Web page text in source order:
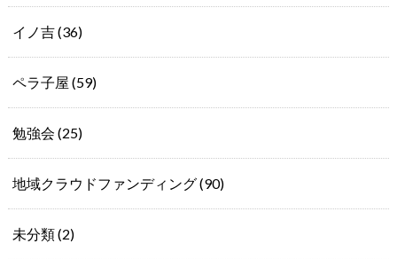
イノ吉(36)
ペラ子屋 (59)
勉強会 (25)
地域クラウドファンディング(90)
未分類(2)